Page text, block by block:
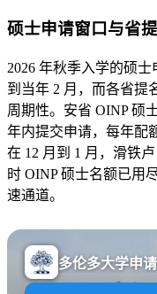
硕士申请窗口与省
2026 年秋季入学的硕
到当年 2 月，而各省提
周期性。安省 OINP 硕
年内提交申请，每年配
在 12 月到 1 月，滑铁
时 OINP 硕士名额已用
速通道。
多伦多大学申